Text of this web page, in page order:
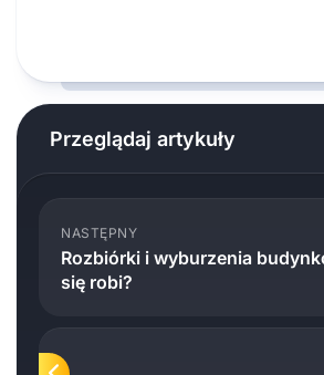
Przeglądaj artykuły
NASTĘPNY
Rozbiórki i wyburzenia
się robi?